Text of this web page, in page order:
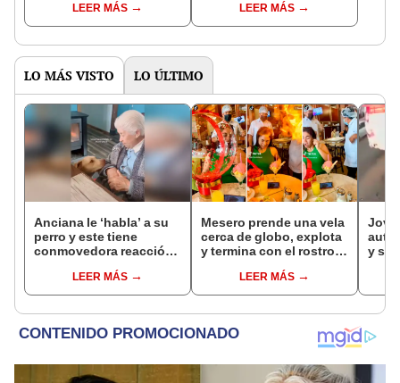
"Mi amor nació por la
gastronomía"
LEER MÁS
llegar a cobrar por 1.000
vistas
LEER MÁS
LO MÁS VISTO LO ÚLTIMO
Anciana le ‘habla’ a su
perro y este tiene
conmovedora reacción
LEER MÁS
Mesero prende una vela
cerca de globo, explota
y termina con el rostro
LEER MÁS
y